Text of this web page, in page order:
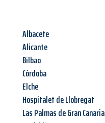
Albacete
Alicante
Bilbao
Córdoba
Elche
Hospitalet de Llobregat
Las Palmas de Gran Canaria